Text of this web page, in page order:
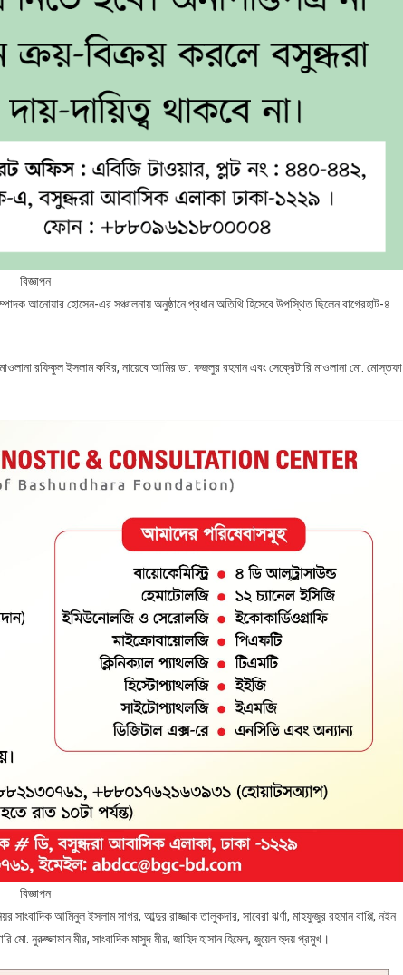
বিজ্ঞাপন
আনোয়ার হোসেন-এর সঞ্চালনায় অনুষ্ঠানে প্রধান অতিথি হিসেবে উপস্থিত ছিলেন বাগেরহাট-৪
রফিকুল ইসলাম কবির, নায়েবে আমির ডা. ফজলুর রহমান এবং সেক্রেটারি মাওলানা মো. মোস্তফা
বিজ্ঞাপন
আমিনুল ইসলাম সাগর, আব্দুর রাজ্জাক তালুকদার, সাবেরা ঝর্ণা, মাহফুজুর রহমান বাপ্পি, নইন
নুরুজ্জামান মীর, সাংবাদিক মাসুদ মীর, জাহিদ হাসান হিমেল, জুয়েল হুদয় প্রমুখ।